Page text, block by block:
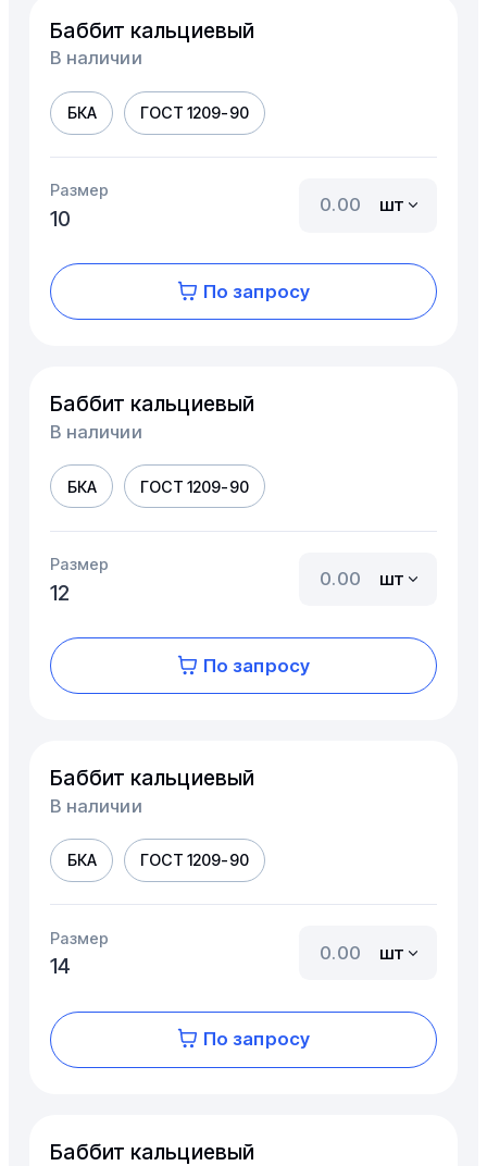
Баббит кальциевый
В наличии
БКА ГОСТ 1209-90
Размер
10
шт
По запросу
Баббит кальциевый
В наличии
БКА ГОСТ 1209-90
Размер
12
шт
По запросу
Баббит кальциевый
В наличии
БКА ГОСТ 1209-90
Размер
14
шт
По запросу
Баббит кальциевый